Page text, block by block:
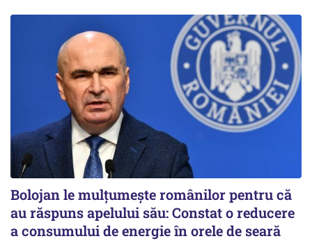
Bolojan le mulțumește românilor pentru că
au răspuns apelului său: Constat o reducere
a consumului de energie în orele de seară